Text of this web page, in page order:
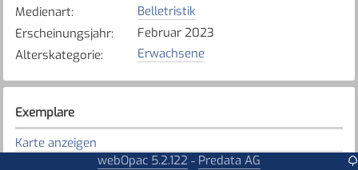
Medienart:
Belletristik
Erscheinungsjahr:
Februar 2023
Alterskategorie: Erwachsene
Exemplare
Karte anzeigen
webOpac 5.2.122 - Predata AG